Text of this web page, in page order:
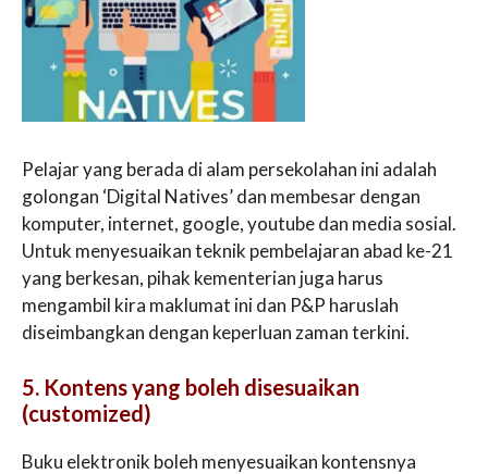
Pelajar yang berada di alam persekolahan ini adalah
golongan ‘Digital Natives’ dan membesar dengan
komputer, internet, google, youtube dan media sosial.
Untuk menyesuaikan teknik pembelajaran abad ke-21
yang berkesan, pihak kementerian juga harus
mengambil kira maklumat ini dan P&P haruslah
diseimbangkan dengan keperluan zaman terkini.
5. Kontens yang boleh disesuaikan
(customized)
Buku elektronik boleh menyesuaikan kontensnya